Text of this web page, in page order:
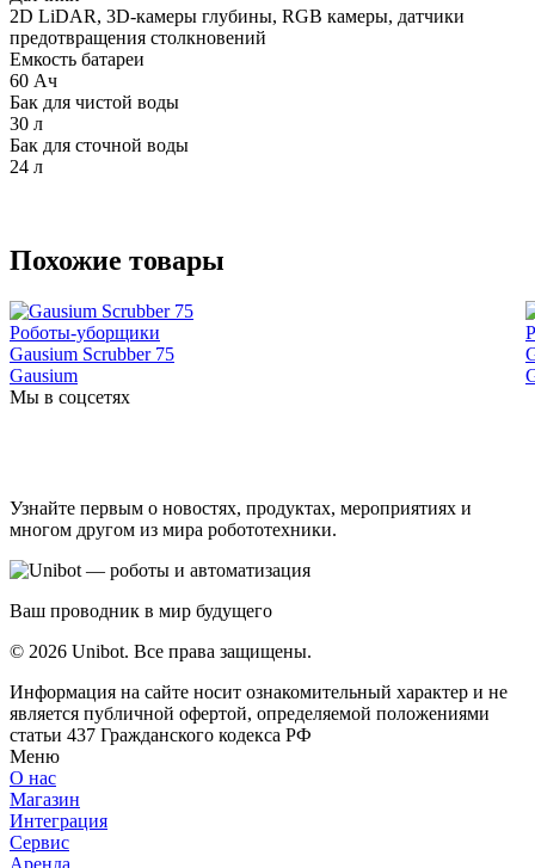
2D LiDAR, 3D-камеры глубины, RGB камеры, датчики
предотвращения столкновений
Емкость батареи
60 Ач
Бак для чистой воды
30 л
Бак для сточной воды
24 л
Похожие товары
Роботы-уборщики
Gausium Scrubber 75
Gausium
Мы в соцсетях
Узнайте первым о новостях, продуктах, мероприятиях и
многом другом из мира робототехники.
Ваш проводник в мир будущего
© 2026 Unibot. Все права защищены.
Информация на сайте носит ознакомительный характер и не
является публичной офертой, определяемой положениями
статьи 437 Гражданского кодекса РФ
Меню
О нас
Магазин
Интеграция
Сервис
Аренда